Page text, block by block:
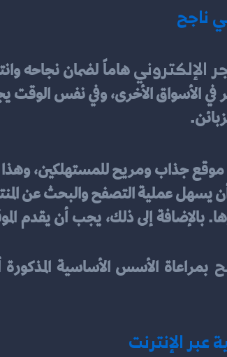
ناجح
الإلكتروني
عبر الإنترنت